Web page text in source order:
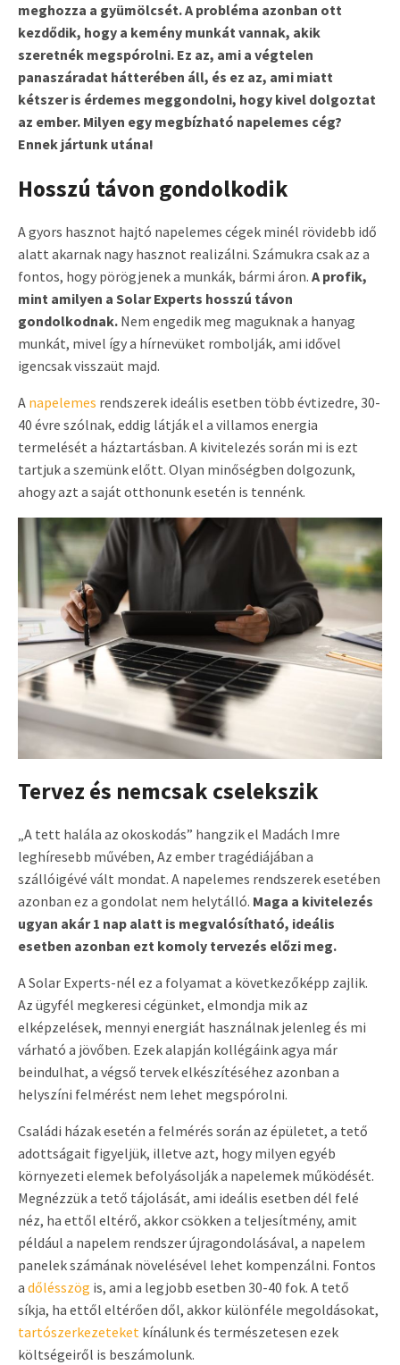
meghozza a gyümölcsét. A probléma azonban ott
kezdődik, hogy a kemény munkát vannak, akik
szeretnék megspórolni. Ez az, ami a végtelen
panaszáradat hátterében áll, és ez az, ami miatt
kétszer is érdemes meggondolni, hogy kivel dolgoztat
az ember. Milyen egy megbízható napelemes cég?
Ennek jártunk utána!
Hosszú távon gondolkodik
A gyors hasznot hajtó napelemes cégek minél rövidebb idő
alatt akarnak nagy hasznot realizálni. Számukra csak az a
fontos, hogy pörögjenek a munkák, bármi áron. A profik,
mint amilyen a Solar Experts hosszú távon
gondolkodnak. Nem engedik meg maguknak a hanyag
munkát, mivel így a hírnevüket rombolják, ami idővel
igencsak visszaüt majd.
A napelemes rendszerek ideális esetben több évtizedre, 30-
40 évre szólnak, eddig látják el a villamos energia
termelését a háztartásban. A kivitelezés során mi is ezt
tartjuk a szemünk előtt. Olyan minőségben dolgozunk,
ahogy azt a saját otthonunk esetén is tennénk.
Tervez és nemcsak cselekszik
„A tett halála az okoskodás” hangzik el Madách Imre
leghíresebb művében, Az ember tragédiájában a
szállóigévé vált mondat. A napelemes rendszerek esetében
azonban ez a gondolat nem helytálló. Maga a kivitelezés
ugyan akár 1 nap alatt is megvalósítható, ideális
esetben azonban ezt komoly tervezés előzi meg.
A Solar Experts-nél ez a folyamat a következőképp zajlik.
Az ügyfél megkeresi cégünket, elmondja mik az
elképzelések, mennyi energiát használnak jelenleg és mi
várható a jövőben. Ezek alapján kollégáink agya már
beindulhat, a végső tervek elkészítéséhez azonban a
helyszíni felmérést nem lehet megspórolni.
Családi házak esetén a felmérés során az épületet, a tető
adottságait figyeljük, illetve azt, hogy milyen egyéb
környezeti elemek befolyásolják a napelemek működését.
Megnézzük a tető tájolását, ami ideális esetben dél felé
néz, ha ettől eltérő, akkor csökken a teljesítmény, amit
például a napelem rendszer újragondolásával, a napelem
panelek számának növelésével lehet kompenzálni. Fontos
a dőlésszög is, ami a legjobb esetben 30-40 fok. A tető
síkja, ha ettől eltérően dől, akkor különféle megoldásokat,
tartószerkezeteket kínálunk és természetesen ezek
költségeiről is beszámolunk.